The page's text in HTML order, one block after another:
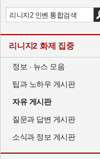
리니지2 화제 집중
정보 · 뉴스 모음
팁과 노하우 게시판
자유 게시판
질문과 답변 게시판
소식과 정보 게시판